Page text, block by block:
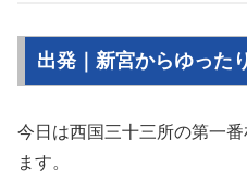
出発｜新宮からゆった
今日は西国三十三所の第一
ます。